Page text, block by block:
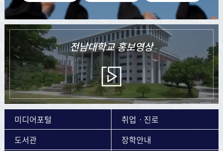
전남대학교홍보영상
미디어포털
취업ㆍ진로
도서관
장학안내